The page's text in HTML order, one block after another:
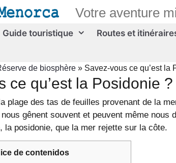
Votre aventure
Guide touristique Routes et
de biosphère » Savez-vous ce qu’est la
ce qu’est la Posidonie ?
plage des tas de feuilles provenant de la
gênent souvent et peuvent même nous
la posidonie, que la mer rejette sur la côte.
de contenidos